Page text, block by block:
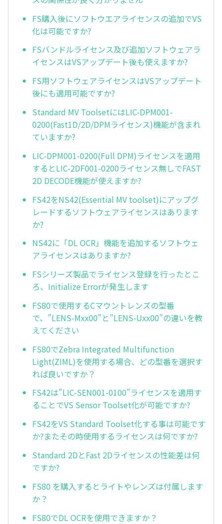
FS購入後にソフトウエアライセンスの追加でVS
化は可能ですか?
FSバンドルライセンス及び追加ソフトウェアラ
イセンスはVSアップデート後も使えますか?
FS用ソフトウェアライセンスはVSアップデート
後にも適用可能ですか?
Standard MV ToolsetにはLIC-DPM001-
0200(Fast1D/2D/DPMライセンス)機能が含まれ
ていますか?
LIC-DPM001-0200(Full DPM)ライセンスを適用
するとLIC-2DF001-0200ライセンス無しでFAST
2D DECODE機能が使えますか?
FS42をNS42(Essential MV toolset)にアップグ
レードするソフトウェアライセンスはあります
か?
NS42に「DL OCR」機能を追加するソフトウェ
アライセンスはありますか?
FSシリーズ製品でライセンス登録を行ったとこ
ろ、Initialize Errorが発生します
FS80で使用するCマウントレンズの型番
で、”LENS-Mxx00”と”LENS-Uxx00”の違いを教
えてください
FS80でZebra Integrated Multifunction
Light(ZIML)を使用する場合、どの型番を選択す
れば良いですか？
FS42は”LIC-SEN001-0100”ライセンスを適用す
ることでVS Sensor Toolset化が可能ですか?
FS42をVS Standard Toolset化する事は可能です
か?またその時使用するライセンスは何ですか?
Standard 2DとFast 2Dライセンスの性能差は何
ですか?
FS80 を購入するとライトやレンズは付属します
か？
FS80でDL OCRを使用できますか？